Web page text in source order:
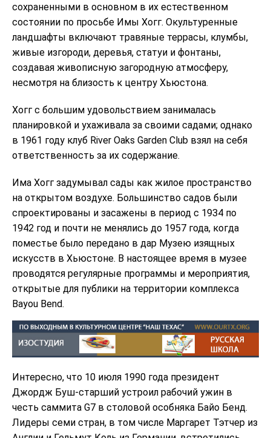
сохраненными в основном в их естественном
состоянии по просьбе Имы Хогг. Окультуренные
ландшафты включают травяные террасы, клумбы,
живые изгороди, деревья, статуи и фонтаны,
создавая живописную загородную атмосферу,
несмотря на близость к центру Хьюстона.
Хогг с большим удовольствием занималась
планировкой и ухаживала за своими садами; однако
в 1961 году клуб River Oaks Garden Club взял на себя
ответственность за их содержание.
Има Хогг задумывал сады как жилое пространство
на открытом воздухе. Большинство садов были
спроектированы и засажены в период с 1934 по
1942 год и почти не менялись до 1957 года, когда
поместье было передано в дар Музею изящных
искусств в Хьюстоне. В настоящее время в музее
проводятся регулярные программы и мероприятия,
открытые для публики на территории комплекса
Bayou Bend.
Интересно, что 10 июля 1990 года президент
Джордж Буш-старший устроил рабочий ужин в
честь саммита G7 в столовой особняка Байо Бенд.
Лидеры семи стран, в том числе Маргарет Тэтчер из